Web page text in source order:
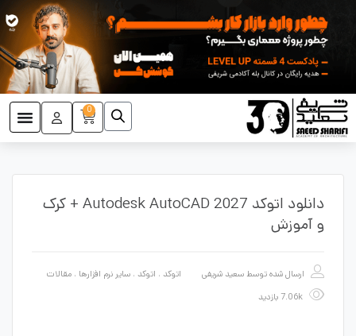
0
دانلود اتوکد Autodesk AutoCAD 2027 + کرک
و آموزش
ارسال شده توسط سعید شریفی اتوکد ، اتوکد ، سایر نرم افزارها ، مقالات